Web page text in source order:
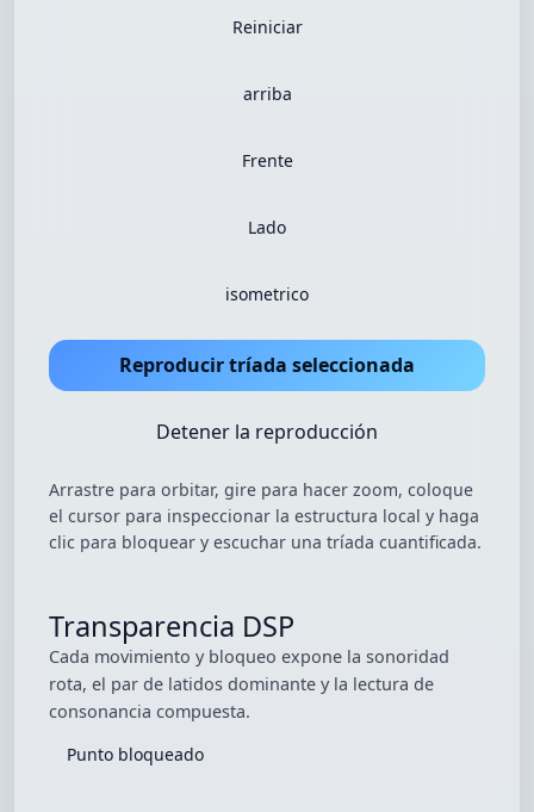
Reiniciar
arriba
Frente
Lado
isometrico
Reproducir tríada seleccionada
Detener la reproducción
Arrastre para orbitar, gire para hacer zoom, coloque
el cursor para inspeccionar la estructura local y haga
clic para bloquear y escuchar una tríada cuantificada.
Transparencia DSP
Cada movimiento y bloqueo expone la sonoridad
rota, el par de latidos dominante y la lectura de
consonancia compuesta.
Punto bloqueado